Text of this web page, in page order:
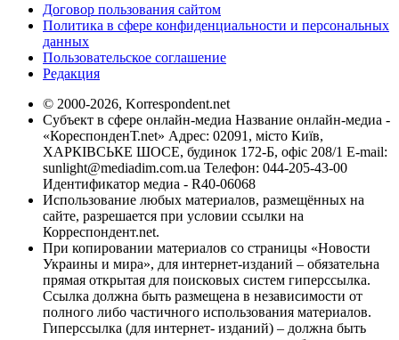
Договор пользования сайтом
Политика в сфере конфиденциальности и персональных
данных
Пользовательское соглашение
Редакция
© 2000-2026, Korrespondent.net
Субъект в сфере онлайн-медиа Название онлайн-медиа -
«КореспонденТ.net» Адрес: 02091, місто Київ,
ХАРКІВСЬКЕ ШОСЕ, будинок 172-Б, офіс 208/1 E-mail:
sunlight@mediadim.com.ua Телефон: 044-205-43-00
Идентификатор медиа - R40-06068
Использование любых материалов, размещённых на
сайте, разрешается при условии ссылки на
Корреспондент.net.
При копировании материалов со страницы «Новости
Украины и мира», для интернет-изданий – обязательна
прямая открытая для поисковых систем гиперссылка.
Ссылка должна быть размещена в независимости от
полного либо частичного использования материалов.
Гиперссылка (для интернет- изданий) – должна быть